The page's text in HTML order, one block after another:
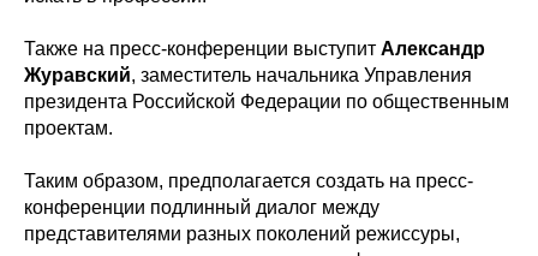
Также на пресс-конференции выступит Александр
Журавский, заместитель начальника Управления
президента Российской Федерации по общественным
проектам.
Таким образом, предполагается создать на пресс-
конференции подлинный диалог между
представителями разных поколений режиссуры,